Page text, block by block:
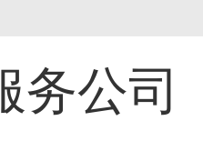
务公司